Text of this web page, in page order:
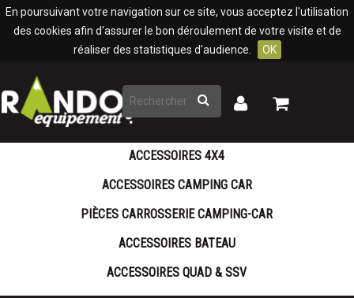
En poursuivant votre navigation sur ce site, vous acceptez l'utilisation
des cookies afin d'assurer le bon déroulement de votre visite et de
réaliser des statistiques d'audience.
OK
Rechercher
Mon
Mon
ACCESSOIRES 4X4
ACCESSOIRES CAMPING CAR
PIÈCES CARROSSERIE CAMPING-CAR
ACCESSOIRES BATEAU
ACCESSOIRES QUAD & SSV
Panneau de gestion des cookies